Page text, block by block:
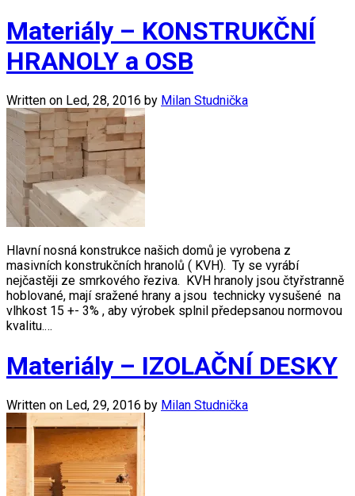
Materiály – KONSTRUKČNÍ
HRANOLY a OSB
Written on Led, 28, 2016 by Milan Studnička
Hlavní nosná konstrukce našich domů je vyrobena z
masivních konstrukčních hranolů ( KVH). Ty se vyrábí
nejčastěji ze smrkového řeziva. KVH hranoly jsou čtyřstranně
hoblované, mají sražené hrany a jsou technicky vysušené na
vlhkost 15 +- 3% , aby výrobek splnil předepsanou normovou
kvalitu.…
Materiály – IZOLAČNÍ DESKY
Written on Led, 29, 2016 by Milan Studnička